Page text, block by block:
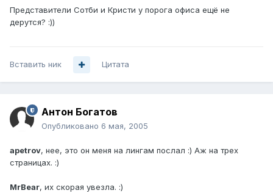
Представители Сотби и Кристи у порога офиса ещё не
дерутся? :))
Вставить ник Цитата
Антон Богатов
Опубликовано 6 мая, 2005
apetrov, нее, это он меня на лингам послал :) Аж на трех
страницах. :)
MrBear, их скорая увезла. :)